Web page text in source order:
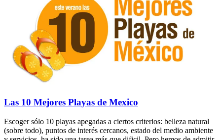
Las 10 Mejores Playas de Mexico
Escoger sólo 10 playas apegadas a ciertos criterios: belleza natural
(sobre todo), puntos de interés cercanos, estado del medio ambiente